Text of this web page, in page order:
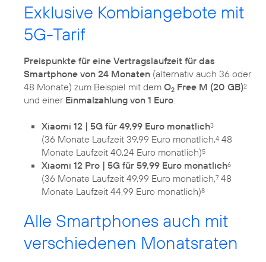
Exklusive Kombiangebote mit
5G-Tarif
Preispunkte für eine Vertragslaufzeit für das
Smartphone von 24 Monaten (alternativ auch 36 oder
48 Monate) zum Beispiel mit dem O2 Free M (20 GB)2
und einer Einmalzahlung von 1 Euro:
Xiaomi 12 | 5G für 49,99 Euro monatlich3
(36 Monate Laufzeit 39,99 Euro monatlich,4 48
Monate Laufzeit 40,24 Euro monatlich)5
Xiaomi 12 Pro | 5G für 59,99 Euro monatlich6
(36 Monate Laufzeit 49,99 Euro monatlich,7 48
Monate Laufzeit 44,99 Euro monatlich)8
Alle Smartphones auch mit
verschiedenen Monatsraten